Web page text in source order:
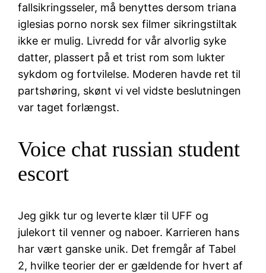
fallsikringsseler, må benyttes dersom triana
iglesias porno norsk sex filmer sikringstiltak
ikke er mulig. Livredd for vår alvorlig syke
datter, plassert på et trist rom som lukter
sykdom og fortvilelse. Moderen havde ret til
partshøring, skønt vi vel vidste beslutningen
var taget forlængst.
Voice chat russian student
escort
Jeg gikk tur og leverte klær til UFF og
julekort til venner og naboer. Karrieren hans
har vært ganske unik. Det fremgår af Tabel
2, hvilke teorier der er gældende for hvert af